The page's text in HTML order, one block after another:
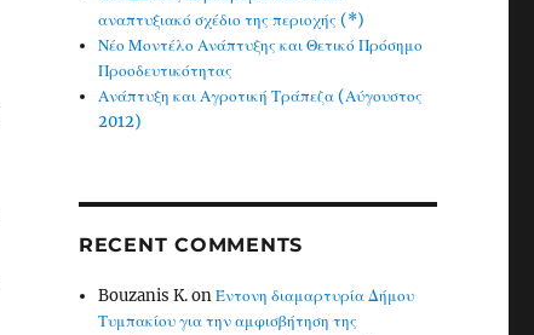
αναπτυξιακό σχέδιο της περιοχής (*)
Νέο Μοντέλο Ανάπτυξης και Θετικό Πρόσημο
Προοδευτικότητας
Ανάπτυξη και Αγροτική Τράπεζα (Αύγουστος
2012)
RECENT COMMENTS
Bouzanis K.onΈντονη διαμαρτυρία Δήμου
Τυμπακίου για την αμφισβήτηση της